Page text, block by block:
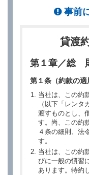
事前
貸渡
第１章／総
第１条（約款の適
当社は、この約
（以下「レン
渡すものとし、
す。尚、この約
４条の細則、法
す。
当社は、この約
びに一般の慣習
あります。特約